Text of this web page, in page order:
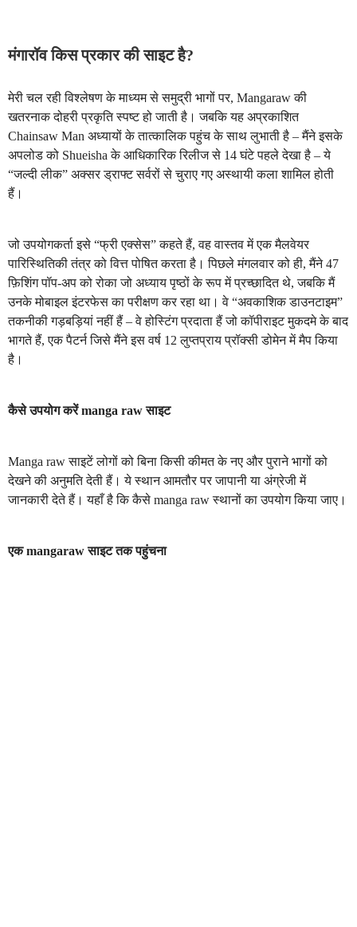
मंगारॉव किस प्रकार की साइट है?
मेरी चल रही विश्लेषण के माध्यम से समुद्री भागों पर, Mangaraw की
खतरनाक दोहरी प्रकृति स्पष्ट हो जाती है। जबकि यह अप्रकाशित
Chainsaw Man अध्यायों के तात्कालिक पहुंच के साथ लुभाती है – मैंने इसके
अपलोड को Shueisha के आधिकारिक रिलीज से 14 घंटे पहले देखा है – ये
“जल्दी लीक” अक्सर ड्राफ्ट सर्वरों से चुराए गए अस्थायी कला शामिल होती
हैं।
जो उपयोगकर्ता इसे “फ्री एक्सेस” कहते हैं, वह वास्तव में एक मैलवेयर
पारिस्थितिकी तंत्र को वित्त पोषित करता है। पिछले मंगलवार को ही, मैंने 47
फ़िशिंग पॉप-अप को रोका जो अध्याय पृष्ठों के रूप में प्रच्छादित थे, जबकि मैं
उनके मोबाइल इंटरफेस का परीक्षण कर रहा था। वे “अवकाशिक डाउनटाइम”
तकनीकी गड़बड़ियां नहीं हैं – वे होस्टिंग प्रदाता हैं जो कॉपीराइट मुकदमे के बाद
भागते हैं, एक पैटर्न जिसे मैंने इस वर्ष 12 लुप्तप्राय प्रॉक्सी डोमेन में मैप किया
है।
कैसे उपयोग करें manga raw साइट
Manga raw साइटें लोगों को बिना किसी कीमत के नए और पुराने भागों को
देखने की अनुमति देती हैं। ये स्थान आमतौर पर जापानी या अंग्रेजी में
जानकारी देते हैं। यहाँ है कि कैसे manga raw स्थानों का उपयोग किया जाए।
एक mangaraw साइट तक पहुंचना